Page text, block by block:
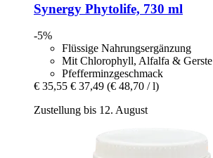
Synergy Phytolife, 730 ml
-5%
Flüssige Nahrungsergänzung
Mit Chlorophyll, Alfalfa & Gerste
Pfefferminzgeschmack
€ 35,55 € 37,49 (€ 48,70 / l)
Zustellung bis 12. August